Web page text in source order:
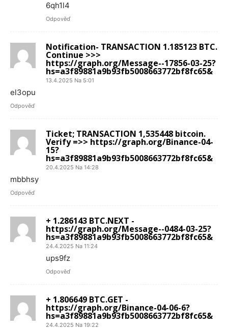
6qh1l4
Odpověď
Notification- TRANSACTION 1.185123 BTC.
Continue >>>
https://graph.org/Message--17856-03-25?
hs=a3f89881a9b93fb5008663772bf8fc65&
13.4.2025 Na 5:01
el3opu
Odpověď
Ticket; TRANSACTION 1,535448 bitcoin.
Verify =>> https://graph.org/Binance-04-
15?
hs=a3f89881a9b93fb5008663772bf8fc65&
20.4.2025 Na 14:28
mbbhsy
Odpověď
+ 1.286143 BTC.NEXT -
https://graph.org/Message--0484-03-25?
hs=a3f89881a9b93fb5008663772bf8fc65&
24.4.2025 Na 11:24
ups9fz
Odpověď
+ 1.806649 BTC.GET -
https://graph.org/Binance-04-06-6?
hs=a3f89881a9b93fb5008663772bf8fc65&
24.4.2025 Na 19:22